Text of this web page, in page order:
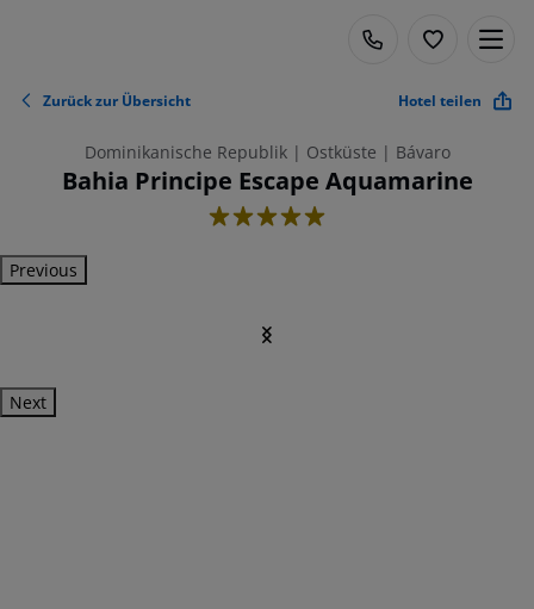
Zurück zur Übersicht Hotel teilen
Dominikanische Republik | Ostküste | Bávaro
Bahia Principe Escape Aquamarine
5
Previous
Next